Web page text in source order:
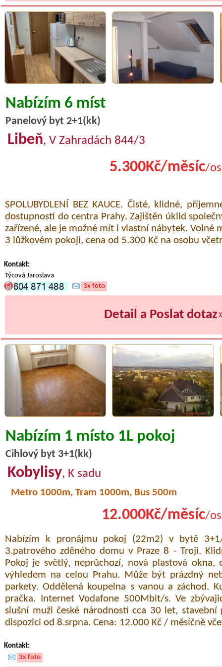
Nabízím 6 míst
Panelový byt 2+1(kk)
Libeň, V Zahradách 844/3
5.300Kč/měsíc/
SPOLUBYDLENÍ BEZ KAUCE. Čisté, klidné,
dostupností do centra Prahy. Zajištěn úklid
zařízené, ale je možné mít i vlastní nábytek. Volné
3 lůžkovém pokoji, cena od 5.300 Kč na osobu
Kontakt:
Týcová Jaroslava
3x foto
Detail a Poslat dotaz
Nabízím 1 místo 1L pokoj
Cihlový byt 3+1(kk)
Kobylisy, K sadu
Metro 1000m, Tram 1000m, Bus 500m
12.000Kč/měsíc/
Nabízím k pronájmu pokoj (22m2) v bytě
3.patrového zděného domu v Praze 8 - Troji.
Pokoj je světlý, neprůchozí, nová plastová
výhledem na celou Prahu. Může být prázdný
parkety. Oddělená koupelna s vanou a záchod.
pračka. Internet Vodafone 500Mbit/s. Ve
slušní muži české národnosti cca 30 let,
dispozici od 8.srpna. Cena: 12.000 Kč / měsíčně
Kontakt:
3x foto